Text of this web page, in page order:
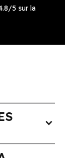
5 sur la
expand_more